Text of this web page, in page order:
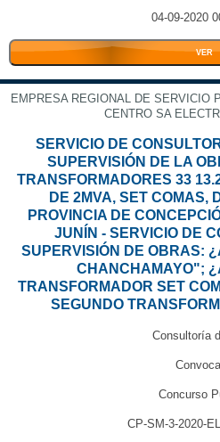
04-09-2020
VER
EMPRESA REGIONAL DE SERVICIO
CENTRO SA
SERVICIO DE
SUPERVISIÓN DE LA
TRANSFORMADORES 33
DE 2MVA, SET COMAS,
PROVINCIA DE
JUNÍN - SERVICIO DE
SUPERVISIÓN DE OBRAS:
CHANCHAMAYO";
TRANSFORMADOR SET
SEGUNDO
Consultoría
Concurso
CP-SM-3-2020-